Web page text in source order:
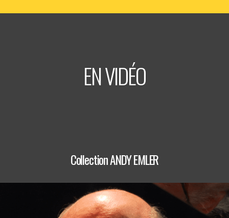
EN VIDÉO
Collection ANDY EMLER